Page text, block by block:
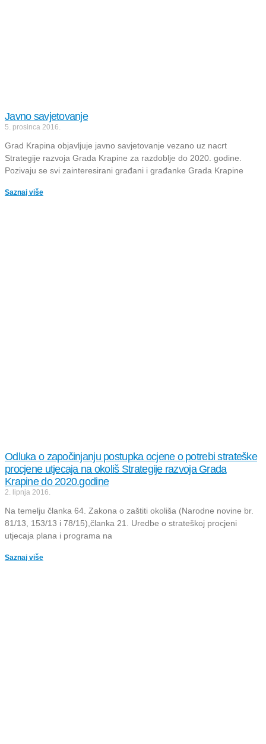
Javno savjetovanje
5. prosinca 2016.
Grad Krapina objavljuje javno savjetovanje vezano uz nacrt
Strategije razvoja Grada Krapine za razdoblje do 2020. godine.
Pozivaju se svi zainteresirani građani i građanke Grada Krapine
Saznaj više
Odluka o započinjanju postupka ocjene o potrebi strateške
procjene utjecaja na okoliš Strategije razvoja Grada
Krapine do 2020.godine
2. lipnja 2016.
Na temelju članka 64. Zakona o zaštiti okoliša (Narodne novine br.
81/13, 153/13 i 78/15),članka 21. Uredbe o strateškoj procjeni
utjecaja plana i programa na
Saznaj više